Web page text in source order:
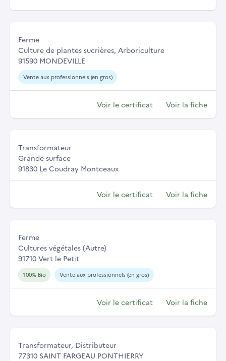
Ferme
Culture de plantes sucrières, Arboriculture
91590 MONDEVILLE
Vente aux professionnels (en gros)
Voir le certificat Voir la fiche
Transformateur
Grande surface
91830 Le Coudray Montceaux
Voir le certificat Voir la fiche
Ferme
Cultures végétales (Autre)
91710 Vert le Petit
100% Bio Vente aux professionnels (en gros)
Voir le certificat Voir la fiche
Transformateur, Distributeur
77310 SAINT FARGEAU PONTHIERRY